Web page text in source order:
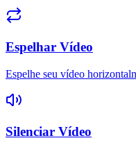
Espelhar Vídeo
Espelhe seu vídeo
Silenciar Vídeo